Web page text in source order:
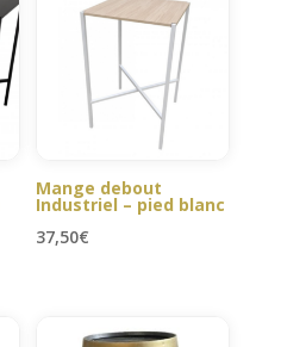
Mange debout
Industriel – pied blanc
37,50€